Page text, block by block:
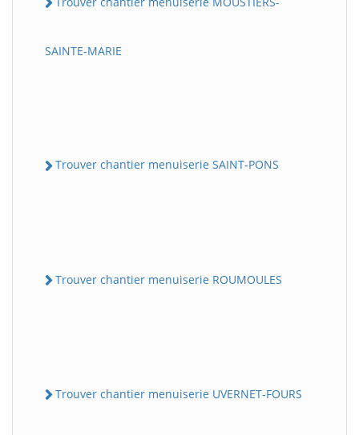
SAINTE-MARIE
Trouver chantier menuiserie SAINT-PONS
Trouver chantier menuiserie ROUMOULES
Trouver chantier menuiserie UVERNET-FOURS